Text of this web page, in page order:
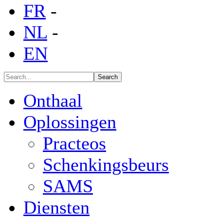
FR -
NL -
EN
Onthaal
Oplossingen
Practeos
Schenkingsbeurs
SAMS
Diensten